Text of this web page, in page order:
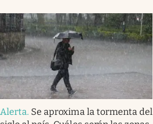
Alerta. Se aproxima la tormenta del